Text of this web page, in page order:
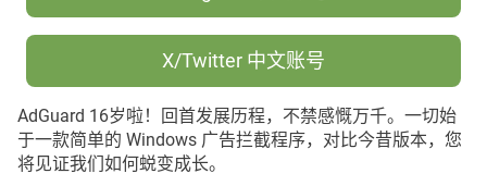
X/Twitter 中文账号
AdGuard 16岁啦！回首发展历程，不禁感慨万千。一切始
于一款简单的 Windows 广告拦截程序，对比今昔版本，您
将见证我们如何蜕变成长。